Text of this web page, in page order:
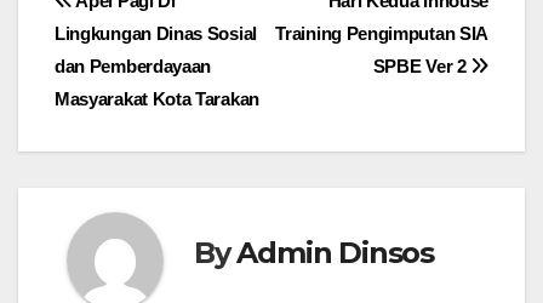
pos
Training Pengimputan SIA
SPBE Ver 2
Lingkungan Dinas Sosial
dan Pemberdayaan
Masyarakat Kota Tarakan
ByAdmin Dinsos